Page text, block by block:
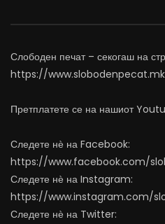
Слободен печат – секогаш на
https://
Претплатете се на нашиот
Следете нѐ на Facebook:
https://www.facebook.com/
Следете нѐ на Instagram:
https://www.instagram.com/
Следете нѐ на Twitter: